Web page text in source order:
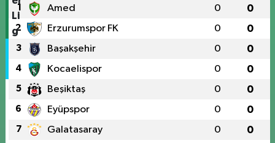
1 Amed 0 0
2 Erzurumspor FK 0 0
3 Başakşehir 0 0
4 Kocaelispor 0 0
5 Beşiktaş 0 0
6 Eyüpspor 0 0
7 Galatasaray 0 0